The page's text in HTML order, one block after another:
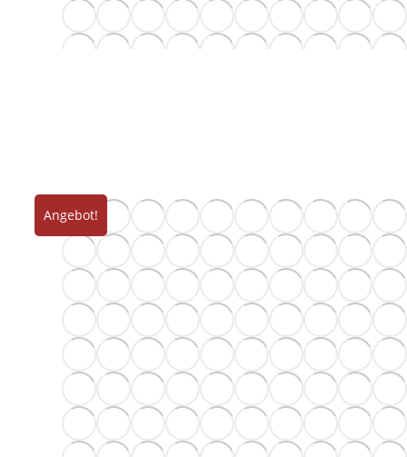
Angebot!